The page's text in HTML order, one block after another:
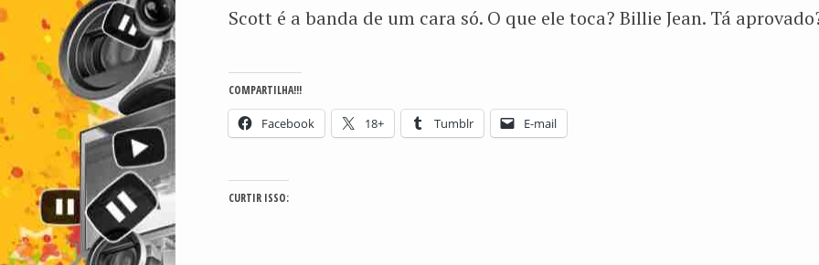
Scott é a banda de um cara só. O que ele toca? Billie Jean. Tá
COMPARTILHA!!!
Facebook 18+ Tumblr E-mail
CURTIR ISSO: